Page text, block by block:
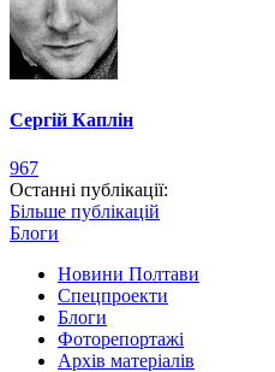
Сергій Каплін
967
Останні публікації:
Більше публікацій
Блоги
Новини Полтави
Спецпроекти
Блоги
Фоторепортажі
Архів матеріалів